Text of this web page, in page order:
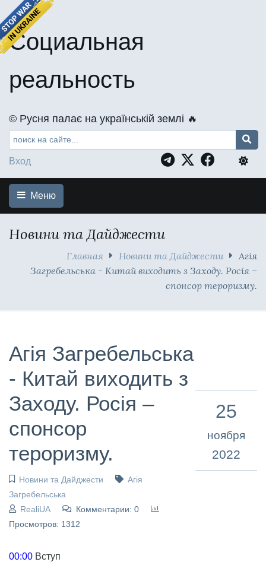
Социальная
реальность
©️ Русня палає на українській землі 🔥
Вход
Меню
Новини та Дайджести
Главная Новини та Дайджести
Агія
Загребельська - Китай виходить з Заходу. Росія –
спонсор тероризму.
Агія Загребельська
- Китай виходить з
Заходу. Росія –
спонсор
тероризму.
Новини та Дайджести
Агія
Загребельська
RealiUA
Комментарии: 0
Просмотров: 1312
25
ноября
2022
00:00 Вступ